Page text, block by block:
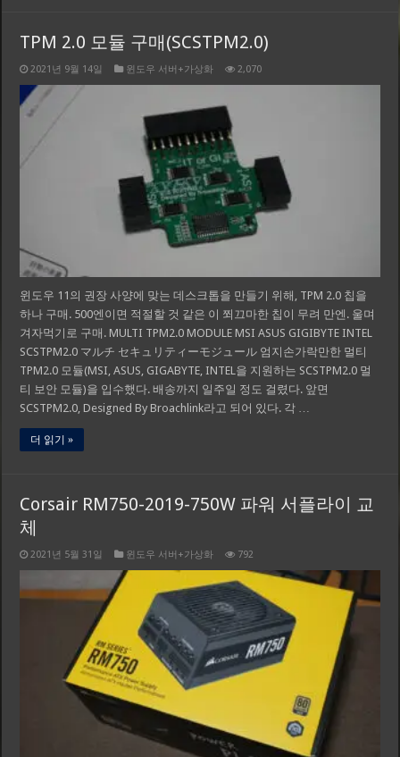
TPM 2.0 모듈 구매(SCSTPM2.0)
2021년 9월 14일 윈도우 서버+가상화 2,070
윈도우 11의 권장 사양에 맞는 데스크톱을 만들기 위해, TPM 2.0 칩을
하나 구매. 500엔이면 적절할 것 같은 이 쬐끄마한 칩이 무려 만엔. 울며
겨자먹기로 구매. MULTI TPM2.0 MODULE MSI ASUS GIGIBYTE INTEL
SCSTPM2.0 マルチ セキュリティーモジュール 엄지손가락만한 멀티
TPM2.0 모듈(MSI, ASUS, GIGABYTE, INTEL을 지원하는 SCSTPM2.0 멀
티 보안 모듈)을 입수했다. 배송까지 일주일 정도 걸렸다. 앞면
SCSTPM2.0, Designed By Broachlink라고 되어 있다. 각 …
더 읽기 »
Corsair RM750-2019-750W 파워 서플라이 교
체
2021년 5월 31일 윈도우 서버+가상화 792